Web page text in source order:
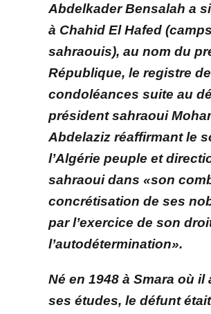
Abdelkader Bensalah a
à Chahid El Hafed
sahraouis), au nom du
République, le registre de
condoléances suite au
président sahraoui
Abdelaziz réaffirmant le
l’Algérie peuple et
sahraoui dans «son
concrétisation de ses
par l’exercice de son
l’autodétermination».
Né en 1948 à Smara où il
ses études, le défunt